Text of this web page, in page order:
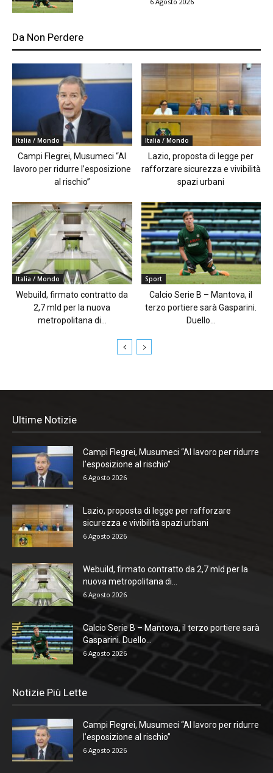
Da Non Perdere
Italia / Mondo
Campi Flegrei, Musumeci “Al
lavoro per ridurre l’esposizione
al rischio”
Italia / Mondo
Lazio, proposta di legge per
rafforzare sicurezza e vivibilità
spazi urbani
Italia / Mondo
Webuild, firmato contratto da
2,7 mld per la nuova
metropolitana di...
Sport
Calcio Serie B – Mantova, il
terzo portiere sarà Gasparini.
Duello...
Ultime Notizie
Campi Flegrei, Musumeci “Al lavoro per ridurre
l’esposizione al rischio”
6 Agosto 2026
Lazio, proposta di legge per rafforzare
sicurezza e vivibilità spazi urbani
6 Agosto 2026
Webuild, firmato contratto da 2,7 mld per la
nuova metropolitana di...
6 Agosto 2026
Calcio Serie B – Mantova, il terzo portiere sarà
Gasparini. Duello...
6 Agosto 2026
Notizie Più Lette
Campi Flegrei, Musumeci “Al lavoro per ridurre
l’esposizione al rischio”
6 Agosto 2026